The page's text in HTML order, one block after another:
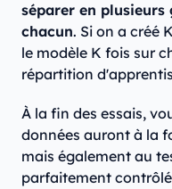
séparer en plusieurs
chacun. Si on a créé
le modèle K fois sur
répartition
À la fin des essais,
données auront à la
mais également au
parfaitement